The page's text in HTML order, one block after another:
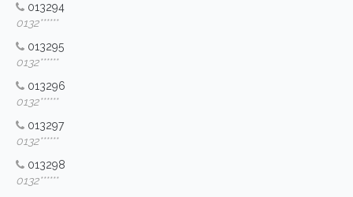
013294
0132******
013295
0132******
013296
0132******
013297
0132******
013298
0132******